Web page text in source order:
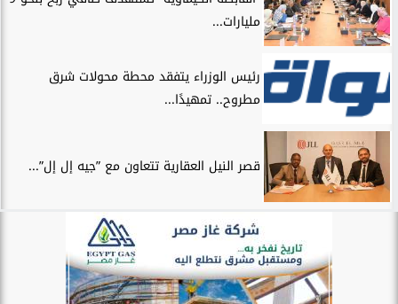
مليارات...
رئيس الوزراء يتفقد محطة محولات شرق
مطروح.. تمهيدًا...
قصر النيل العقارية تتعاون مع ”جيه إل إل”...